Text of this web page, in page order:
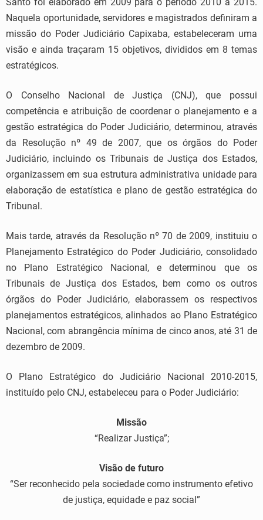
Naquela oportunidade, servidores e magistrados definiram a
missão do Poder Judiciário Capixaba, estabeleceram uma
visão e ainda traçaram 15 objetivos, divididos em 8 temas
estratégicos.
O Conselho Nacional de Justiça (CNJ), que possui
competência e atribuição de coordenar o planejamento e a
gestão estratégica do Poder Judiciário, determinou, através
da Resolução nº 49 de 2007, que os órgãos do Poder
Judiciário, incluindo os Tribunais de Justiça dos Estados,
organizassem em sua estrutura administrativa unidade para
elaboração de estatística e plano de gestão estratégica do
Tribunal.
Mais tarde, através da Resolução nº 70 de 2009, instituiu o
Planejamento Estratégico do Poder Judiciário, consolidado
no Plano Estratégico Nacional, e determinou que os
Tribunais de Justiça dos Estados, bem como os outros
órgãos do Poder Judiciário, elaborassem os respectivos
planejamentos estratégicos, alinhados ao Plano Estratégico
Nacional, com abrangência mínima de cinco anos, até 31 de
dezembro de 2009.
O Plano Estratégico do Judiciário Nacional 2010-2015,
instituído pelo CNJ, estabeleceu para o Poder Judiciário:
Missão
“Realizar Justiça”;
Visão de futuro
“Ser reconhecido pela sociedade como instrumento efetivo
de justiça, equidade e paz social”